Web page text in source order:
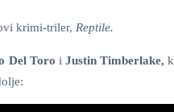
krimi-triler, Reptile.
Del Toro i Justin Timberlake,